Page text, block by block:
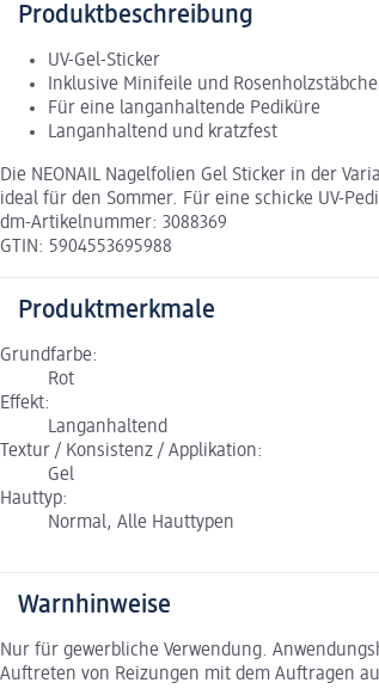
Produktbeschreibung
UV-Gel-Sticker
Inklusive Minifeile und
Für eine langanhaltende Pediküre
Langanhaltend und kratzfest
Die NEONAIL Nagelfolien Gel Sticker in der
ideal für den Sommer. Für eine schicke UV-
dm-Artikelnummer: 3088369
GTIN: 5904553695988
Produktmerkmale
Grundfarbe:
Rot
Effekt:
Langanhaltend
Textur / Konsistenz / Applikation:
Gel
Hauttyp:
Normal, Alle Hauttypen
Warnhinweise
Nur für gewerbliche Verwendung.
Auftreten von Reizungen mit dem Auftragen